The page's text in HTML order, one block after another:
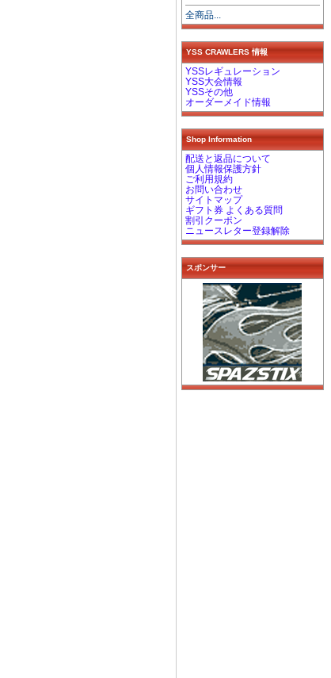
全商品...
YSS CRAWLERS 情報
YSSレギュレーション
YSS大会情報
YSSその他
オーダーメイド情報
Shop Information
配送と返品について
個人情報保護方針
ご利用規約
お問い合わせ
サイトマップ
ギフト券 よくある質問
割引クーポン
ニュースレター登録解除
スポンサー